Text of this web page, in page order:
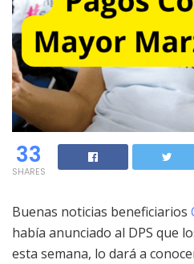
33
SHARES
Buenas noticias beneficiarios
había anunciado al DPS que
esta semana, lo dará a